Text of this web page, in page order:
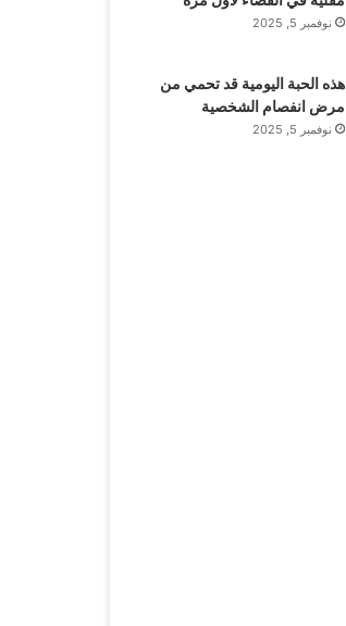
نوفمبر 5, 2025
هذه الحبة اليومية قد تحمي من
مرض انفصام الشخصية
نوفمبر 5, 2025